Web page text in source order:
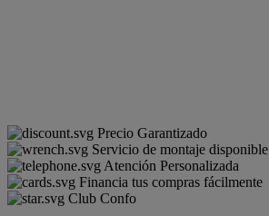
Precio Garantizado
Servicio de montaje disponible
Atención Personalizada
Financia tus compras fácilmente
Club Confo